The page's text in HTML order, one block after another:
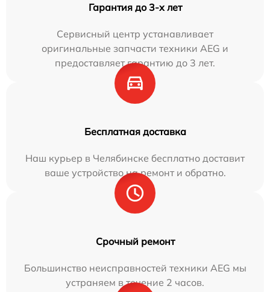
Гарантия до 3-х лет
Сервисный центр устанавливает
оригинальные запчасти техники AEG и
предоставляет гарантию до 3 лет.
Бесплатная доставка
Наш курьер в Челябинске бесплатно доставит
ваше устройство на ремонт и обратно.
Срочный ремонт
Большинство неисправностей техники AEG мы
устраняем в течение 2 часов.